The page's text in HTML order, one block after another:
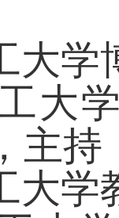
大学
大
，主持
大学